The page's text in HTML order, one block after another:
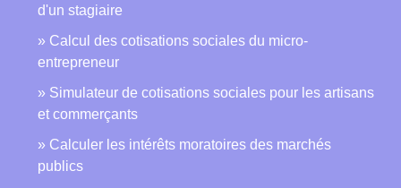
d'un stagiaire
Calcul des cotisations sociales du micro-
entrepreneur
Simulateur de cotisations sociales pour les artisans
et commerçants
Calculer les intérêts moratoires des marchés
publics